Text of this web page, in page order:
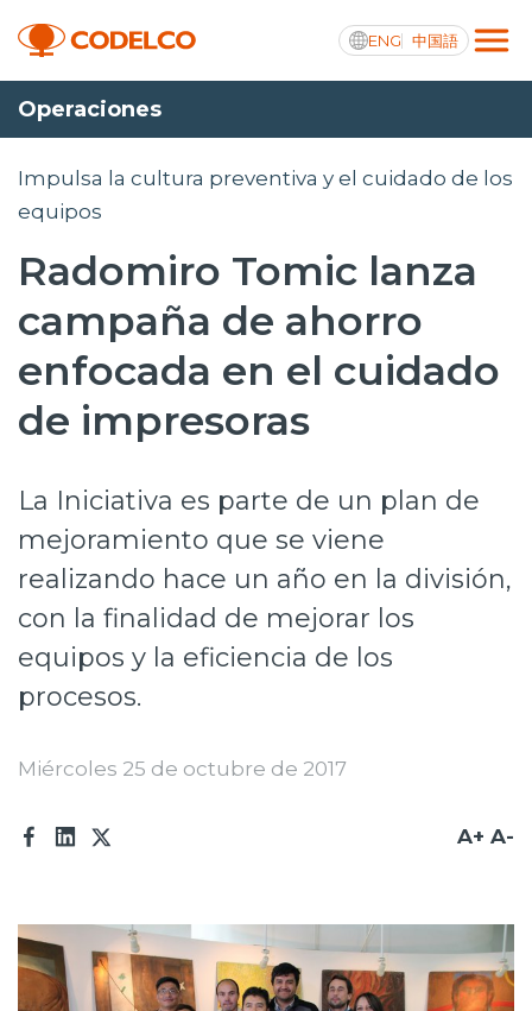
ENG 中国語
Transparencia activa
Nosotros
Operaciones
Proyectos
Sustentabilidad
Inversionistas
Prensa
Trabaja en Codelco
Transparencia activa
Canales de denuncia
Proveedores
Operaciones
Impulsa la cultura preventiva y el cuidado de los
equipos
Radomiro Tomic lanza
campaña de ahorro
enfocada en el cuidado
de impresoras
La Iniciativa es parte de un plan de
mejoramiento que se viene
realizando hace un año en la división,
con la finalidad de mejorar los
equipos y la eficiencia de los
procesos.
Miércoles 25 de octubre de 2017
A+ A-